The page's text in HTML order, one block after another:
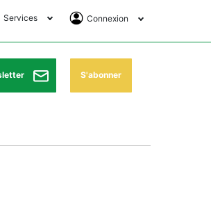
Services
prières
de garde
Connexion
Se Connecter
AbonnementS'abonner